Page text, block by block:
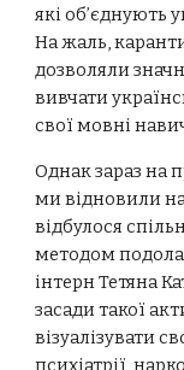
які об’єднують
На жаль,
дозволяли
вивчати
свої мовні
Однак зараз на
ми відновили
відбулося
методом
інтерн Тетяна
засади такої
візуалізувати
психіатрії,